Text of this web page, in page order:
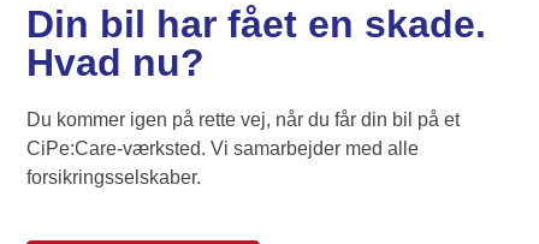
Din bil har fået en skade.
Hvad nu?
Du kommer igen på rette vej, når du får din bil på et
CiPe:Care-værksted. Vi samarbejder med alle
forsikringsselskaber.